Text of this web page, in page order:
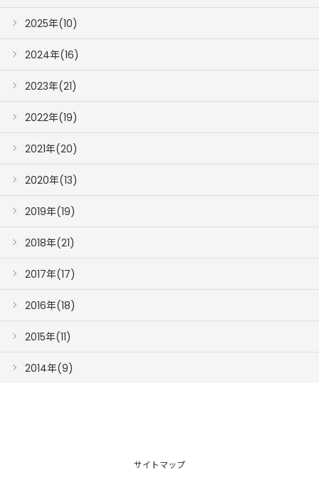
2025年(10)
2024年(16)
2023年(21)
2022年(19)
2021年(20)
2020年(13)
2019年(19)
2018年(21)
2017年(17)
2016年(18)
2015年(11)
2014年(9)
サイトマップ